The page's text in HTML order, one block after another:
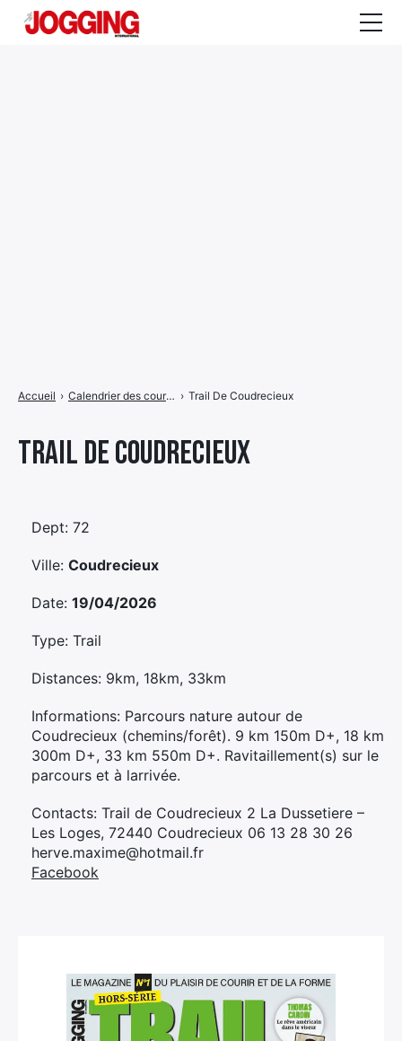
Trail De Coudrecieux
Accueil › Calendrier des courses › Trail De Coudrecieux
Dept: 72
Ville: Coudrecieux
Date: 19/04/2026
Type: Trail
Distances: 9km, 18km, 33km
Informations: Parcours nature autour de
Coudrecieux (chemins/forêt). 9 km 150m D+, 18 km
300m D+, 33 km 550m D+. Ravitaillement(s) sur le
parcours et à larrivée.
Contacts: Trail de Coudrecieux 2 La Dussetiere –
Les Loges, 72440 Coudrecieux 06 13 28 30 26
herve.maxime@hotmail.fr
Facebook
de
ÉlémentÉlément